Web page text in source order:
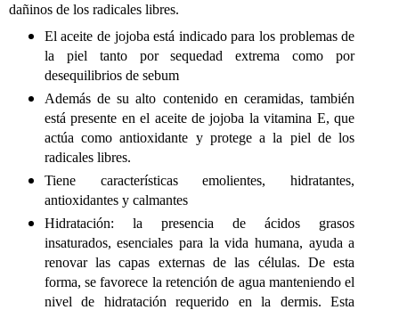
dañinos de los radicales libres.
El aceite de jojoba está indicado para los problemas de
la piel tanto por sequedad extrema como por
desequilibrios de sebum
Además de su alto contenido en ceramidas, también
está presente en el aceite de jojoba la vitamina E, que
actúa como antioxidante y protege a la piel de los
radicales libres.
Tiene características emolientes, hidratantes,
antioxidantes y calmantes
Hidratación: la presencia de ácidos grasos
insaturados, esenciales para la vida humana, ayuda a
renovar las capas externas de las células. De esta
forma, se favorece la retención de agua manteniendo el
nivel de hidratación requerido en la dermis. Esta